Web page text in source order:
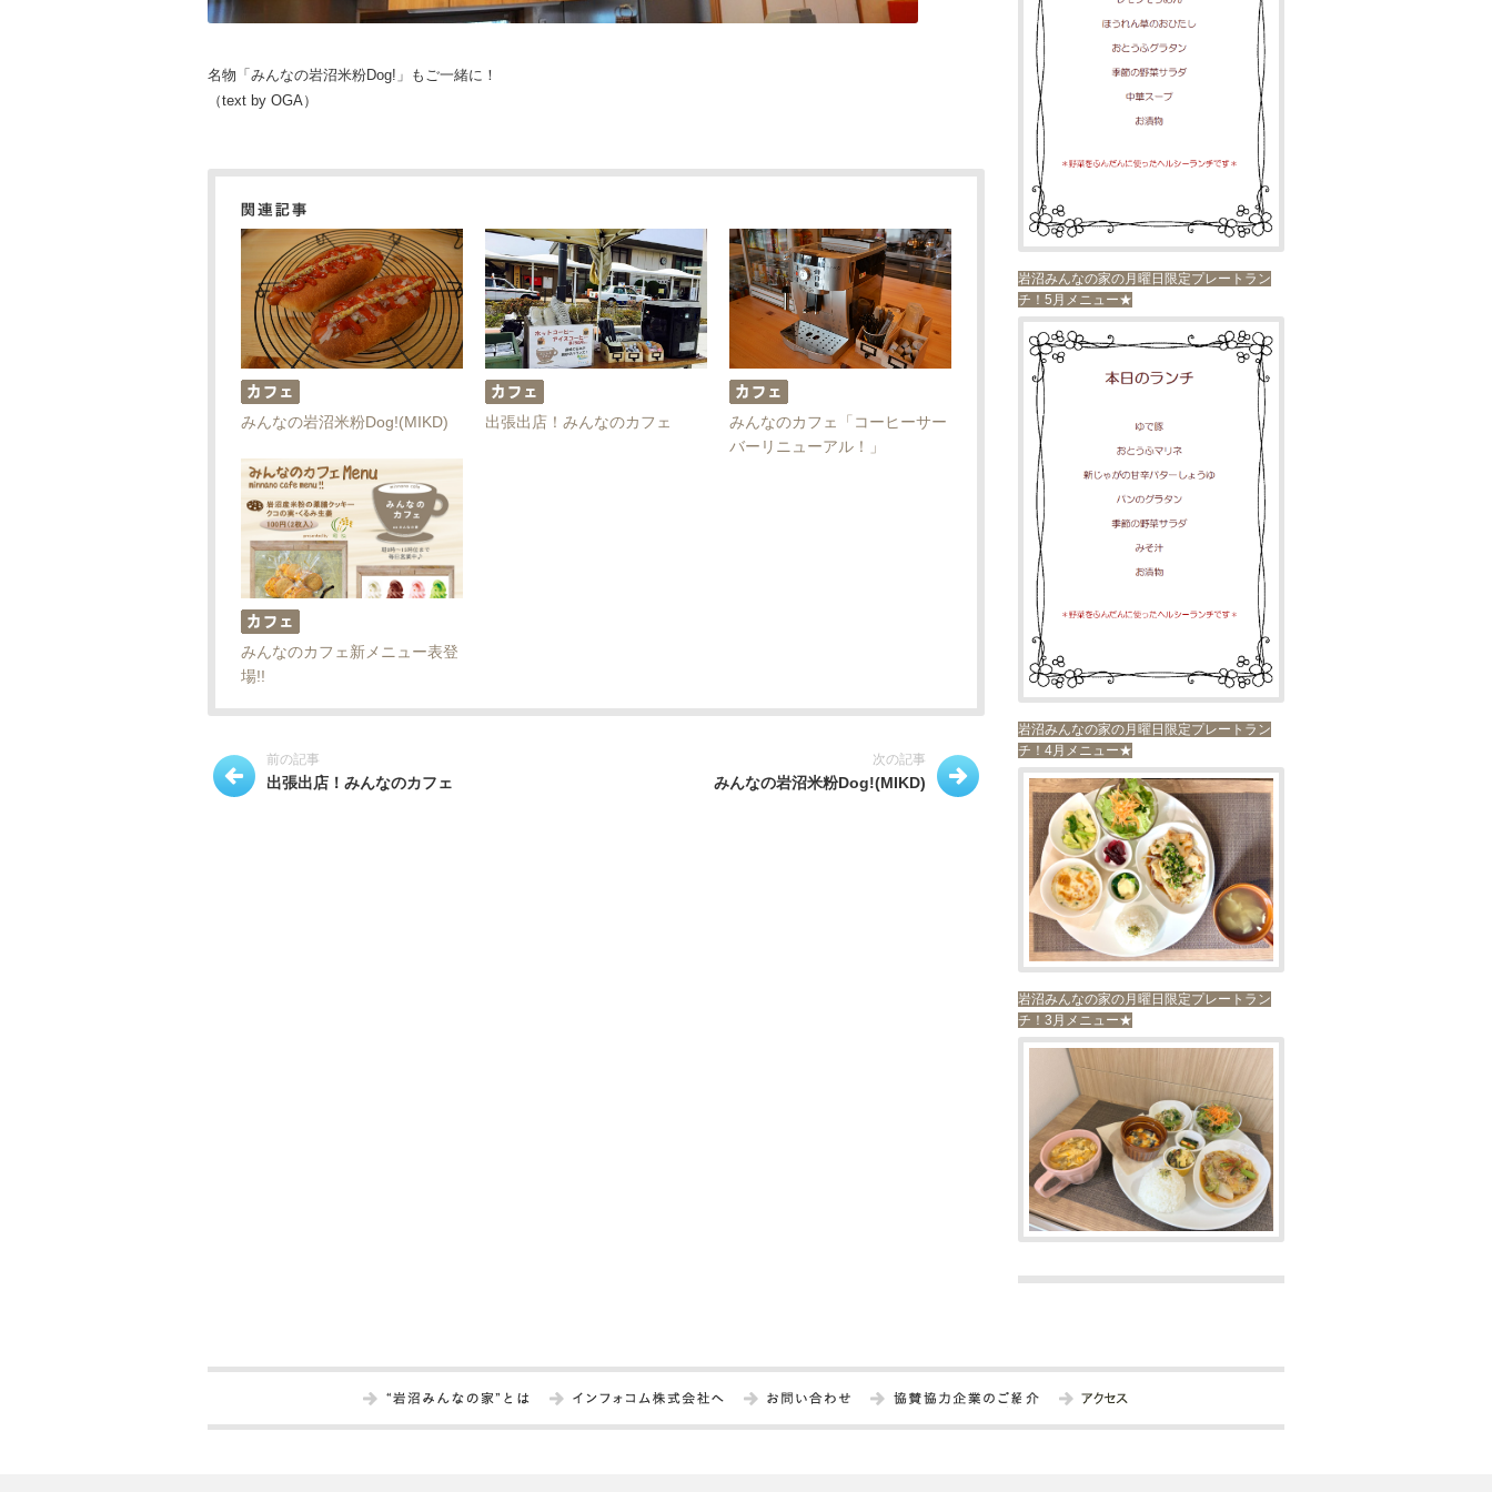
名物「みんなの岩沼米粉Dog!」もご一緒に！
（text by OGA）
みんなの岩沼米粉Dog!(MIKD) 出張出店！みんなのカフェ
みんなのカフェ「コーヒーサー
バーリニューアル！」
みんなのカフェ新メニュー表登
場!!
前の記事
出張出店！みんなのカフェ
次の記事
みんなの岩沼米粉Dog!(MIKD)
岩沼みんなの家の月曜日限定プレートラン
チ！5月メニュー★
岩沼みんなの家の月曜日限定プレートラン
チ！4月メニュー★
岩沼みんなの家の月曜日限定プレートラン
チ！3月メニュー★